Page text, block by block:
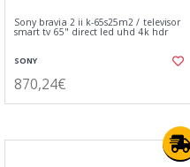
Sony bravia 2 ii k-65s25m2 / televisor
smart tv 65" direct led uhd 4k hdr
SONY
870,24€